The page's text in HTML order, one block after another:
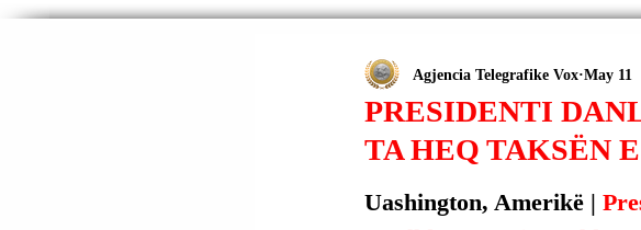
PRESIDENTI
TA HEQ TAKSËN
Agjencia Telegrafike Vox May 11
Uashington, Amerikë |